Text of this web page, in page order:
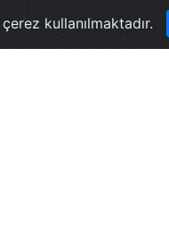
kullanılmaktadır.